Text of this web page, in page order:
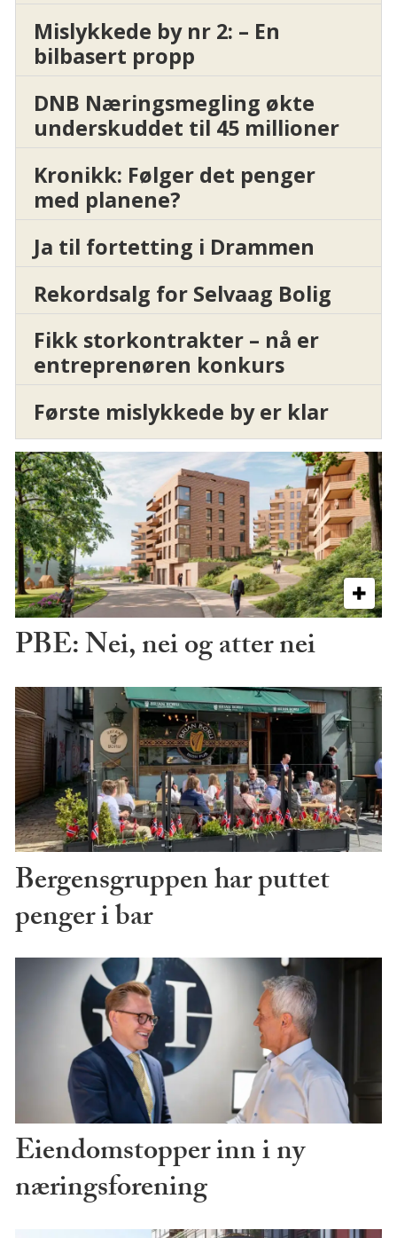
Mislykkede by nr 2: – En
bilbasert propp
DNB Næringsmegling økte
underskuddet til 45 millioner
Kronikk: Følger det penger
med planene?
Ja til fortetting i Drammen
Rekordsalg for Selvaag Bolig
Fikk storkontrakter – nå er
entreprenøren konkurs
Første mislykkede by er klar
PBE: Nei, nei og atter nei
Bergensgruppen har puttet
penger i bar
Eiendomstopper inn i ny
næringsforening